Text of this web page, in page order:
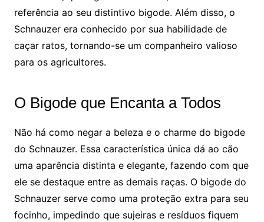
referência ao seu distintivo bigode. Além disso, o
Schnauzer era conhecido por sua habilidade de
caçar ratos, tornando-se um companheiro valioso
para os agricultores.
O Bigode que Encanta a Todos
Não há como negar a beleza e o charme do bigode
do Schnauzer. Essa característica única dá ao cão
uma aparência distinta e elegante, fazendo com que
ele se destaque entre as demais raças. O bigode do
Schnauzer serve como uma proteção extra para seu
focinho, impedindo que sujeiras e resíduos fiquem